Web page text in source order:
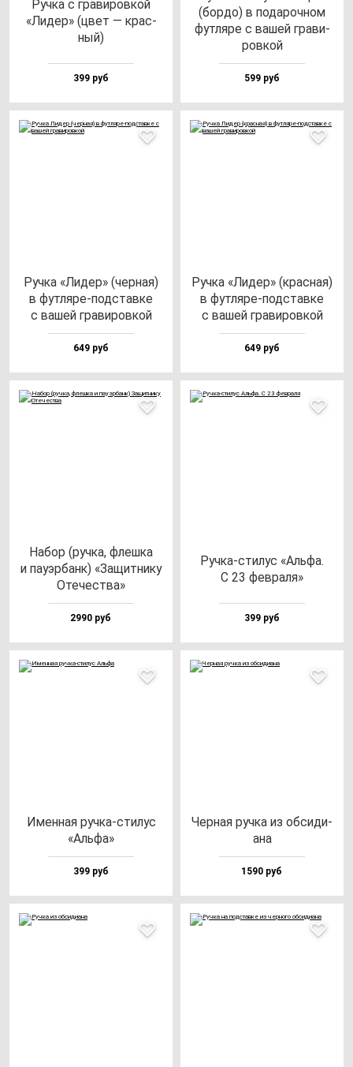
Руч­ка с гра­ви­ров­кой
«Лидер» (цвет — крас­
ный)
399 руб
(бор­до) в по­да­роч­ном
фут­ля­ре с ва­шей гра­ви­
ров­кой
599 руб
Руч­ка «Лидер» (чер­ная)
в фут­ля­ре-под­став­ке
с ва­шей гра­ви­ров­кой
649 руб
Руч­ка «Лидер» (крас­ная)
в фут­ля­ре-под­став­ке
с ва­шей гра­ви­ров­кой
649 руб
Набор (руч­ка, флеш­ка
и па­уэр­банк) «Защит­ни­ку
Оте­чес­тва»
2990 руб
Руч­ка-сти­лус «Аль­фа.
С 23 фев­ра­ля»
399 руб
Имен­ная руч­ка-сти­лус
«Аль­фа»
399 руб
Чер­ная руч­ка из об­си­ди­
ана
1590 руб